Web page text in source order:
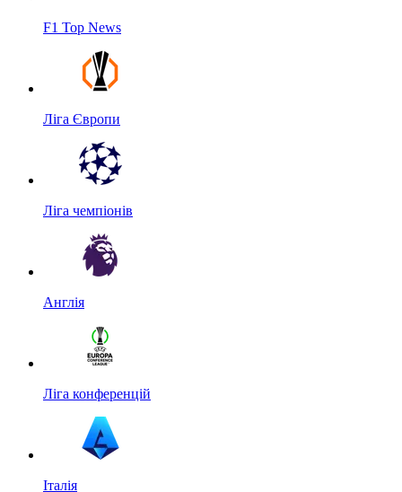
F1 Top News
Ліга Європи
Ліга чемпіонів
Англія
Ліга конференцій
Італія